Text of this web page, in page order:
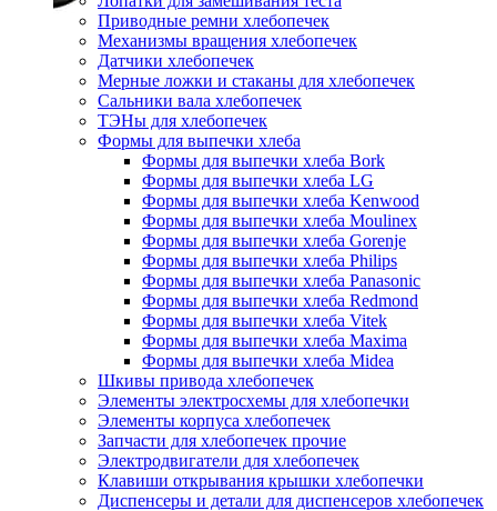
Приводные ремни хлебопечек
Механизмы вращения хлебопечек
Датчики хлебопечек
Мерные ложки и стаканы для хлебопечек
Сальники вала хлебопечек
ТЭНы для хлебопечек
Формы для выпечки хлеба
Формы для выпечки хлеба Bork
Формы для выпечки хлеба LG
Формы для выпечки хлеба Kenwood
Формы для выпечки хлеба Moulinex
Формы для выпечки хлеба Gorenje
Формы для выпечки хлеба Philips
Формы для выпечки хлеба Panasonic
Формы для выпечки хлеба Redmond
Формы для выпечки хлеба Vitek
Формы для выпечки хлеба Maxima
Формы для выпечки хлеба Midea
Шкивы привода хлебопечек
Элементы электросхемы для хлебопечки
Элементы корпуса хлебопечек
Запчасти для хлебопечек прочие
Электродвигатели для хлебопечек
Клавиши открывания крышки хлебопечки
Диспенсеры и детали для диспенсеров хлебопечек